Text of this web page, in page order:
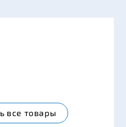
все товары